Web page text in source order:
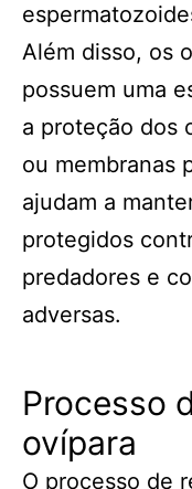
Além disso, os
possuem uma
a proteção dos
ou membranas
ajudam a
protegidos
predadores e
adversas.
Processo
ovípara
O processo de